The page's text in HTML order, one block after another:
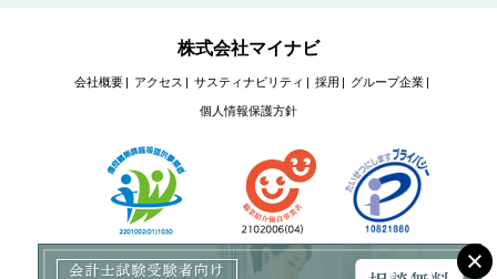
株式会社マイナビ
会社概要 アクセス サスティナビリティ 採用 グループ企業
個人情報保護方針